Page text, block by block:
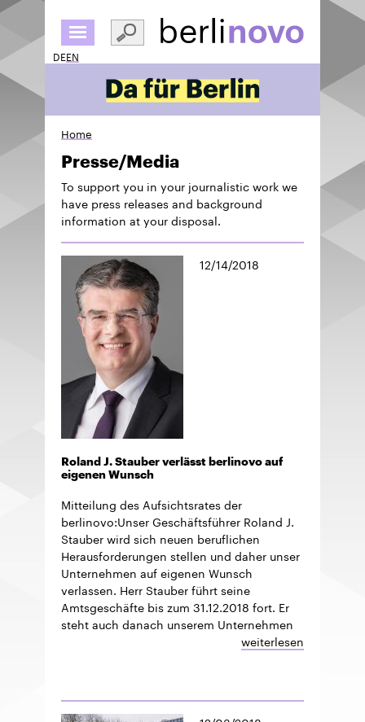
to
main
content
DEEN
Home
Presse/Media
To support you in your journalistic work we
have press releases and background
information at your disposal.
12/14/2018
Roland J. Stauber verlässt berlinovo auf
eigenen Wunsch
Mitteilung des Aufsichtsrates der
berlinovo:Unser Geschäftsführer Roland J.
Stauber wird sich neuen beruflichen
Herausforderungen stellen und daher unser
Unternehmen auf eigenen Wunsch
verlassen. Herr Stauber führt seine
Amtsgeschäfte bis zum 31.12.2018 fort. Er
steht auch danach unserem Unternehmen
weiterlesen